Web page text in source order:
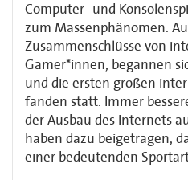
Computer- und
zum Massenphänomen.
Zusammenschlüsse von
Gamer*innen, begannen
und die ersten großen
fanden statt. Immer
der Ausbau des Internets
haben dazu beigetragen,
einer bedeutenden